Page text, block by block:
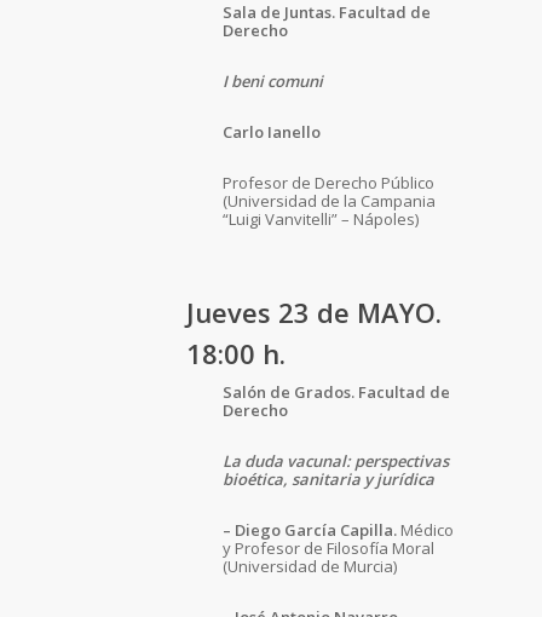
Sala de Juntas. Facultad de
Derecho
I beni comuni
Carlo Ianello
Profesor de Derecho Público
(Universidad de la Campania
“Luigi Vanvitelli” – Nápoles)
Jueves 23 de MAYO.
18:00 h.
Salón de Grados. Facultad de
Derecho
La duda vacunal: perspectivas
bioética, sanitaria y jurídica
– Diego García Capilla. Médico
y Profesor de Filosofía Moral
(Universidad de Murcia)